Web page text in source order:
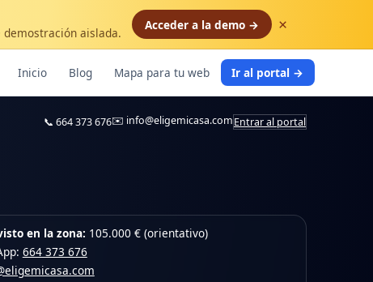
demostración aislada.
Acceder a la demo → ×
Inicio Blog Mapa para tu web Ir al portal →
📞 664 373 676✉️ info@eligemicasa.comEntrar al portal
en la zona: 105.000 € (orientativo)
664 373 676